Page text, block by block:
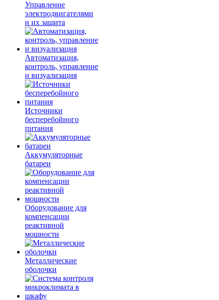
Управление
электродвигателями
и их защита
Автоматизация,
контроль, управление
и визуализация
Источники
бесперебойного
питания
Аккумуляторные
батареи
Оборудование для
компенсации
реактивной
мощности
Металлические
оболочки